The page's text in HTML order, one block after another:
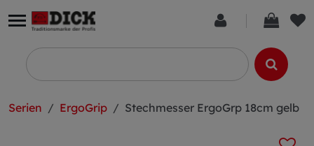
Serien ErgoGrip Stechmesser ErgoGrp 18cm gelb